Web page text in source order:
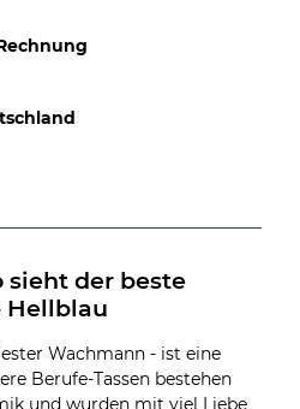
sieht der beste
Hellblau
Wachmann - ist eine
Berufe-Tassen bestehen
und wurden mit viel Liebe